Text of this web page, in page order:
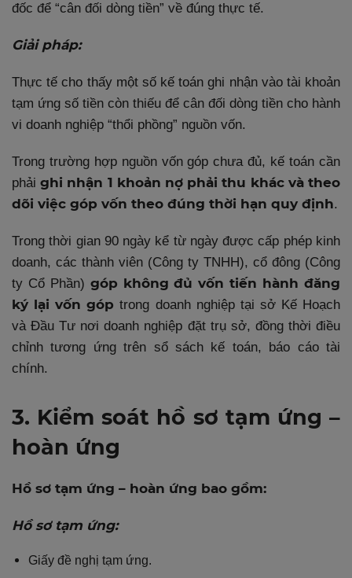
đốc để “cân đối dòng tiền” về đúng thực tế.
Giải pháp:
Thực tế cho thấy một số kế toán ghi nhận vào tài khoản
tạm ứng số tiền còn thiếu để cân đối dòng tiền cho hành
vi doanh nghiệp “thổi phồng” nguồn vốn.
Trong trường hợp nguồn vốn góp chưa đủ, kế toán cần
phảighi nhận 1 khoản nợ phải thu khác và theo
dõi việc góp vốn theo đúng thời hạn quy định.
Trong thời gian 90 ngày kể từ ngày được cấp phép kinh
doanh, các thành viên (Công ty TNHH), cổ đông (Công
ty Cổ Phần) góp không đủ vốn tiến hành đăng
ký lại vốn góp trong doanh nghiệp tại sở Kế Hoạch
và Đầu Tư nơi doanh nghiệp đặt trụ sở, đồng thời điều
chỉnh tương ứng trên sổ sách kế toán, báo cáo tài
chính.
3. Kiểm soát hồ sơ tạm ứng –
hoàn ứng
Hồ sơ tạm ứng – hoàn ứng bao gồm:
Hồ sơ tạm ứng:
Giấy đề nghị tạm ứng.